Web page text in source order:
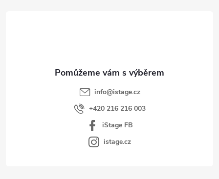
info@istage.cz
+420 216 216 003
iStage FB
istage.cz